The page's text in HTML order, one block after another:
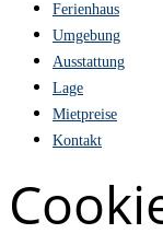
Ferienhaus
Umgebung
Ausstattung
Lage
Mietpreise
Kontakt